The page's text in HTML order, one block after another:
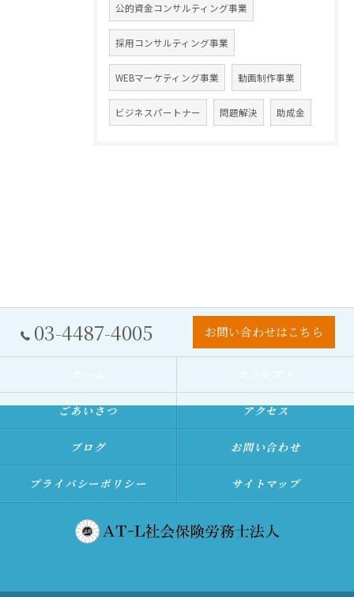
公的資金コンサルティング事業
採用コンサルティング事業
WEBマーケティング事業 動画制作事業
ビジネスパートナー 問題解決 助成金
03-4487-4005 お問い合わせはこちら
ごあいさつ アクセス
ブログ お問い合わせ
プライバシーポリシー サイトマップ